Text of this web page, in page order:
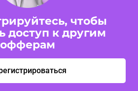
в карточке оффера
оффере
чтобы
доступ к другим
офферам